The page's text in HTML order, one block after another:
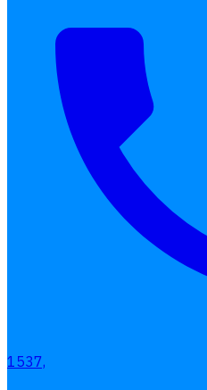
เบี้ยขยัน
แบบฟอร์มประเมินพนักงาน
บริการรับทำเงินเดือน
Follow Human
1537,